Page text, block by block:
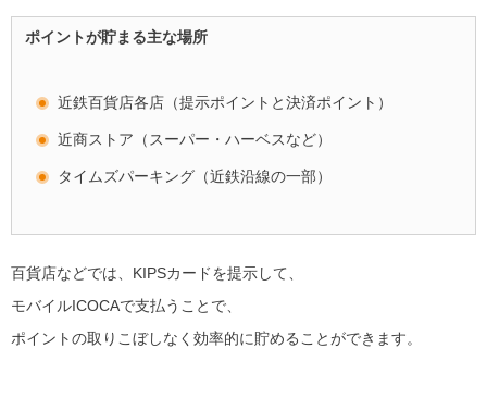
ポイントが貯まる主な場所
近鉄百貨店各店（提示ポイントと決済ポイント）
近商ストア（スーパー・ハーベスなど）
タイムズパーキング（近鉄沿線の一部）
百貨店などでは、KIPSカードを提示して、
モバイルICOCAで支払うことで、
ポイントの取りこぼしなく効率的に貯めることができます。